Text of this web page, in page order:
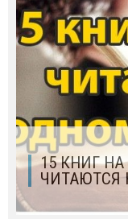
15 КНИГ